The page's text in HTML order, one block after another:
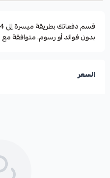
تأتي مع كرة تعويم تمنع تدفق
بدون فوائد أو رسوم. متوافقة
السعر